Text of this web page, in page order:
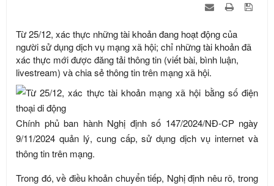
Từ 25/12, xác thực những tài khoản đang hoạt động của
người sử dụng dịch vụ mạng xã hội; chỉ những tài khoản đã
xác thực mới được đăng tải thông tin (viết bài, bình luận,
livestream) và chia sẻ thông tin trên mạng xã hội.
Chính phủ ban hành Nghị định số 147/2024/NĐ-CP ngày
9/11/2024 quản lý, cung cấp, sử dụng dịch vụ internet và
thông tin trên mạng.
Trong đó, về điều khoản chuyển tiếp, Nghị định nêu rõ, trong